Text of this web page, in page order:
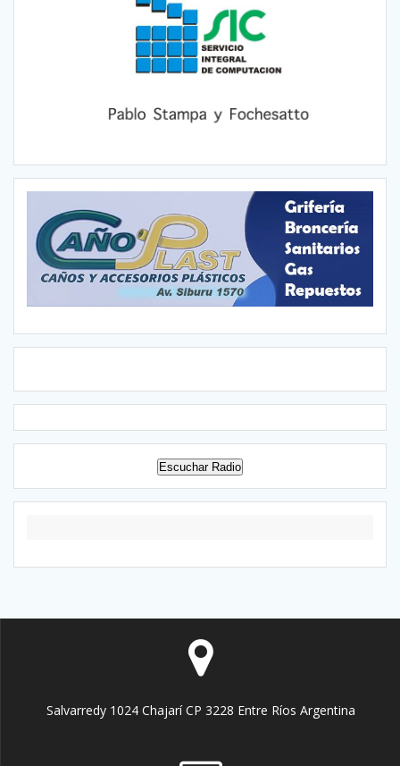
Escuchar Radio
Salvarredy 1024 Chajarí CP 3228 Entre Ríos Argentina